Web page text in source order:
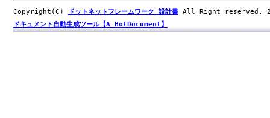
Copyright(C) ドットネットフレームワーク 設計書 All Right reserved.
ドキュメント自動生成ツール【A HotDocument】